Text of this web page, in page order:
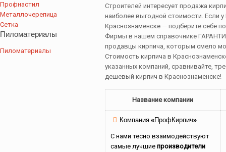
Строителей интересует продажа
наиболее выгодной стоимости. Если у
Краснознаменске — подберите себе
Фирмы в нашем справочнике
продавцы кирпича, которым смело
Стоимость кирпича в
указанных компаний, сравнивайте,
дешевый кирпич в Краснознаменске!
Название компании
Компания «ПрофКирпич»
С нами тесно взаимодействуют
самые лучшие производители
Профнастил
Металлочерепица
Сетка
Пиломатериалы
Пиломатериалы